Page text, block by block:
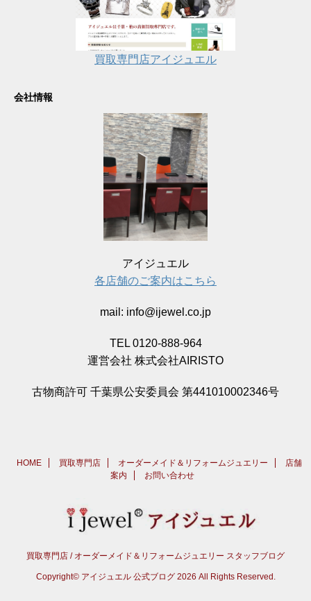
買取専門店アイジュエル
会社情報
アイジュエル
各店舗のご案内はこちら
mail: info@ijewel.co.jp
TEL 0120-888-964
運営会社 株式会社AIRISTO
古物商許可 千葉県公安委員会 第441010002346号
HOME 買取専門店 オーダーメイド＆リフォームジュエリー
店舗
案内
お問い合わせ
買取専門店 / オーダーメイド＆リフォームジュエリー スタッフブログ
Copyright© アイジュエル 公式ブログ 2026 All Rights Reserved.